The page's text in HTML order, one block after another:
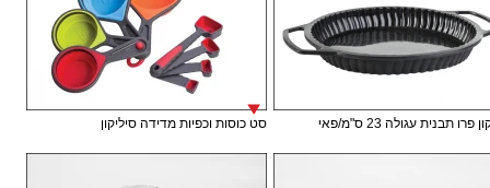
פרו תבנית עגולה 23 ס"מ/פאי סט כוסות וכפיות מדידה סיליקון